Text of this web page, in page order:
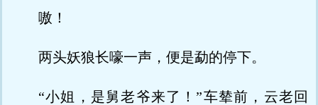
嗷！
两头妖狼长嚎一声，便是勐的停下。
“小姐，是舅老爷来了！”车辇前，云老回